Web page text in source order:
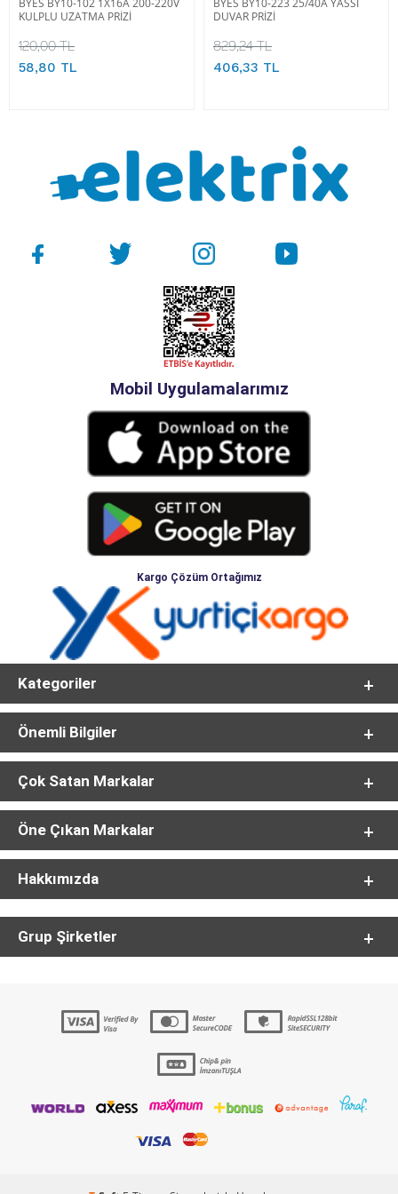
KULPLU UZATMA PRİZİ
120,00 TL
58,80 TL
DUVAR PRİZİ
829,24 TL
406,33 TL
Mobil Uygulamalarımız
Kargo Çözüm Ortağımız
Kategoriler
Önemli Bilgiler
Çok Satan Markalar
Öne Çıkan Markalar
Hakkımızda
Grup Şirketler